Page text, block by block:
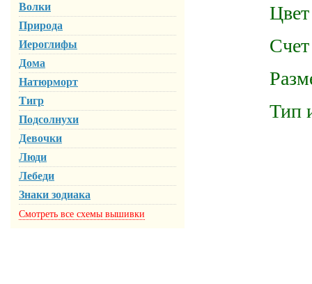
Волки
Природа
Иероглифы
Дома
Натюрморт
Тигр
Подсолнухи
Девочки
Люди
Лебеди
Знаки зодиака
Смотреть все схемы вышивки
Цвет
Счет
Размер
Тип